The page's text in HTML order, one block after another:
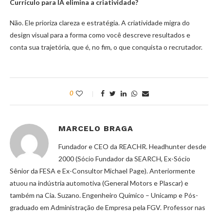
Currículo para IA elimina a criatividade?
Não. Ele prioriza clareza e estratégia. A criatividade migra do
design visual para a forma como você descreve resultados e
conta sua trajetória, que é, no fim, o que conquista o recrutador.
0
MARCELO BRAGA
Fundador e CEO da REACHR. Headhunter desde
2000 (Sócio Fundador da SEARCH, Ex-Sócio
Sênior da FESA e Ex-Consultor Michael Page). Anteriormente
atuou na indústria automotiva (General Motors e Plascar) e
também na Cia. Suzano. Engenheiro Químico – Unicamp e Pós-
graduado em Administração de Empresa pela FGV. Professor nas